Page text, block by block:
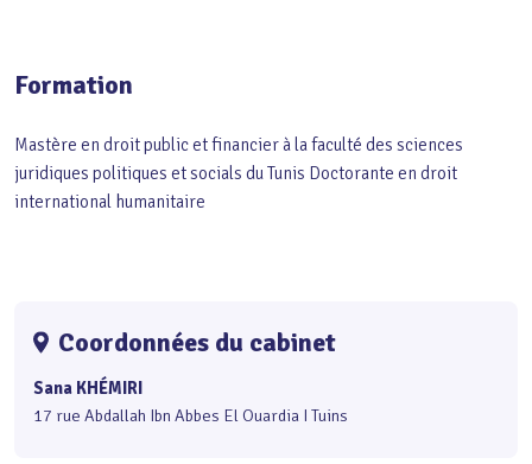
Formation
Mastère en droit public et financier à la faculté des sciences
juridiques politiques et socials du Tunis Doctorante en droit
international humanitaire
Coordonnées du cabinet
Sana KHÉMIRI
17 rue Abdallah Ibn Abbes El Ouardia I Tuins